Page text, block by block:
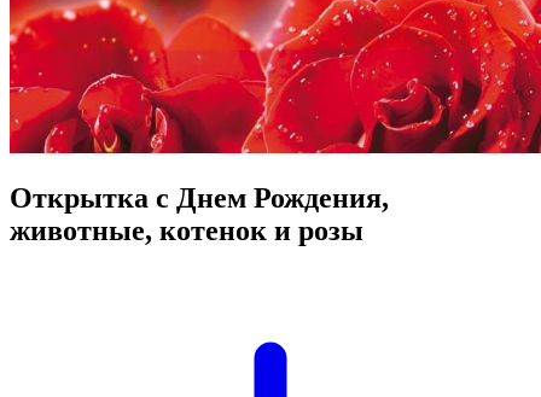
Открытка с Днем Рождения,
животные, котенок и розы